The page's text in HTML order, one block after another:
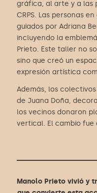
gráfica, al arte y a las
CRPS. Las personas
guiados por Adriana
incluyendo la
Prieto. Este taller no
sino que creó un
expresión artística
Además, los
de Juana Doña,
los vecinos donaron
vertical. El cambio fue
Manolo Prieto vivió y